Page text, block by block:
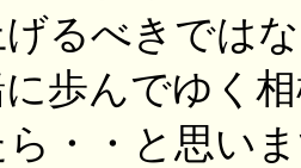
げるべきでは
歩んでゆく
・・と思い